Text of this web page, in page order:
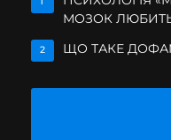
МОЗОК ЛЮБИТЬ
2 ЩО ТАКЕ